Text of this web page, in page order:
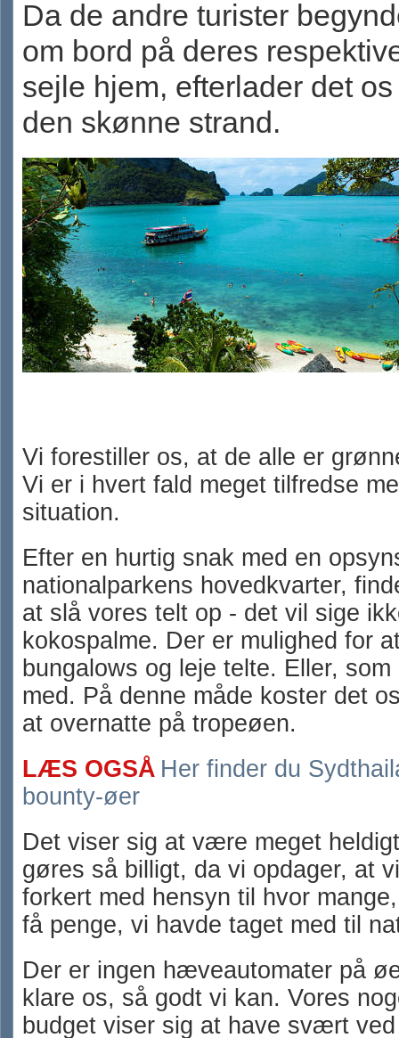
Da de andre turister
om bord på deres
sejle hjem, efterlader det
den skønne strand.
Vi forestiller os, at de alle er
Vi er i hvert fald meget tilfredse
situation.
Efter en hurtig snak med en
nationalparkens hovedkvarter,
at slå vores telt op - det vil sige
kokospalme. Der er mulighed for
bungalows og leje telte. Eller,
med. På denne måde koster det
at overnatte på tropeøen.
LÆS OGSÅ Her finder du
bounty-øer
Det viser sig at være meget
gøres så billigt, da vi opdager, at
forkert med hensyn til hvor
få penge, vi havde taget med til
Der er ingen hæveautomater på
klare os, så godt vi kan. Vores
budget viser sig at have svært